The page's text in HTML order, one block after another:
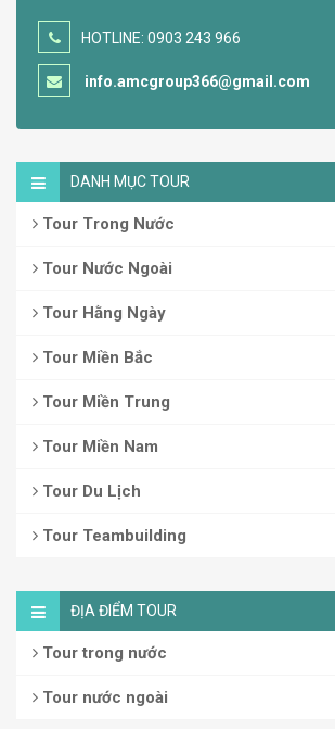
HOTLINE: 0903 243 966
info.amcgroup366@gmail.com
DANH MỤC TOUR
Tour Trong Nước
Tour Nước Ngoài
Tour Hằng Ngày
Tour Miền Bắc
Tour Miền Trung
Tour Miền Nam
Tour Du Lịch
Tour Teambuilding
ĐỊA ĐIỂM TOUR
Tour trong nước
Tour nước ngoài